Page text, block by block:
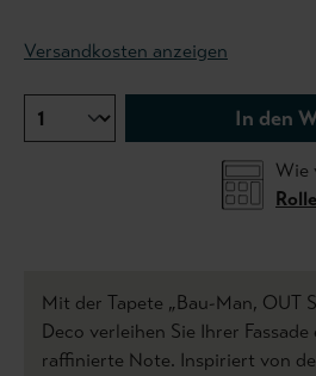
Versandkosten anzeigen
In den
Wie
Mit der Tapete „Bau-Man, OUT
Deco verleihen Sie Ihrer
raffinierte Note. Inspiriert von